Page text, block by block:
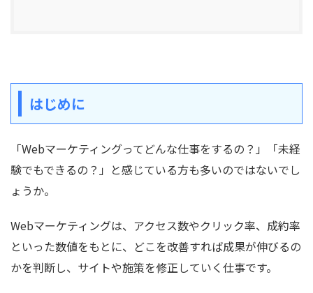
はじめに
「Webマーケティングってどんな仕事をするの？」「未経
験でもできるの？」と感じている方も多いのではないでし
ょうか。
Webマーケティングは、アクセス数やクリック率、成約率
といった数値をもとに、どこを改善すれば成果が伸びるの
かを判断し、サイトや施策を修正していく仕事です。